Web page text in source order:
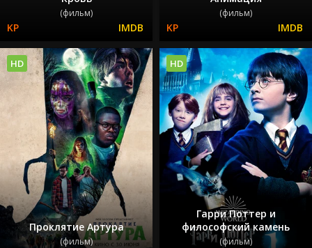
(фильм) (фильм)
Проклятие Артура
(фильм)
HD
Гарри Поттер и
философский камень
(фильм)
HD